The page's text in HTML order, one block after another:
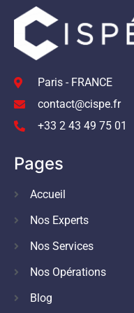
Paris - FRANCE
contact@cispe.fr
+33 2 43 49 75 01
Pages
Accueil
Nos Experts
Nos Services
Nos Opérations
Blog